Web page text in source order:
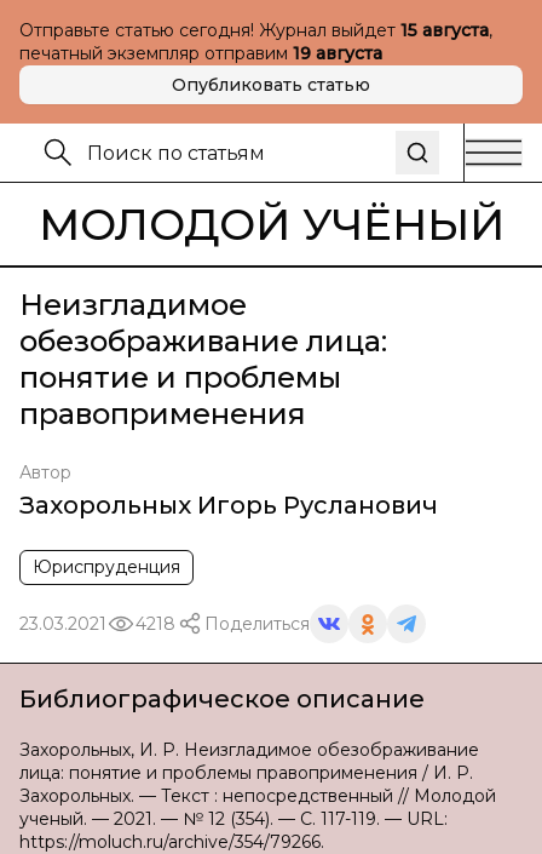
Отправьте статью сегодня! Журнал выйдет 15 августа,
печатный экземпляр отправим 19 августа
Опубликовать статью
МОЛОДОЙ УЧЁНЫЙ
Неизгладимое
обезображивание лица:
понятие и проблемы
правоприменения
Автор
Захорольных Игорь Русланович
Юриспруденция
23.03.2021 4218 Поделиться
Библиографическое описание
Захорольных, И. Р. Неизгладимое обезображивание
лица: понятие и проблемы правоприменения / И. Р.
Захорольных. — Текст : непосредственный // Молодой
ученый. — 2021. — № 12 (354). — С. 117-119. — URL:
https://moluch.ru/archive/354/79266.